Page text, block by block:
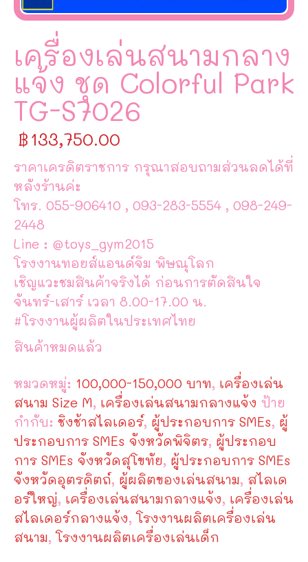
เครื่องเล่นสนามกลาง
แจ้ง ชุด Colorful Park
TG-S7026
฿133,750.00
ราคาเครดิตราชการ กรุณาสอบถามส่วนลดได้ที่
หลังร้านค่ะ
โทร. 055-906410 , 093-283-5554 , 098-249-
2448
Line : @toys_gym2015
โรงงานทอยส์แอนด์จิม พิษณุโลก
เชิญแวะชมสินค้าจริงได้ ก่อนการตัดสินใจ
จันทร์-เสาร์ เวลา 8.00-17.00 น.
#โรงงานผู้ผลิตในประเทศไทย
สินค้าหมดแล้ว
หมวดหมู่: 100,000-150,000 บาท, เครื่องเล่น
สนาม Size M, เครื่องเล่นสนามกลางแจ้ง ป้าย
กำกับ: ชิงช้าสไลเดอร์, ผู้ประกอบการ SMEs, ผู้
ประกอบการ SMEs จังหวัดพิจิตร, ผู้ประกอบ
การ SMEs จังหวัดสุโขทัย, ผู้ประกอบการ SMEs
จังหวัดอุตรดิตถ์, ผู้ผลิตของเล่นสนาม, สไลเด
อร์ใหญ่, เครื่องเล่นสนามกลางแจ้ง, เครื่องเล่น
สไลเดอร์กลางแจ้ง,โรงงานผลิตเครื่องเล่น
สนาม,โรงงานผลิตเครื่องเล่นเด็ก